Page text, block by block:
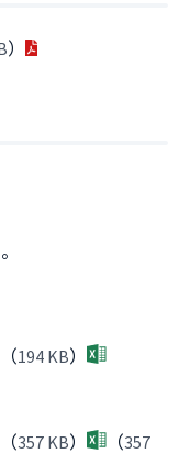
）
（194 KB）
（357 KB） （357